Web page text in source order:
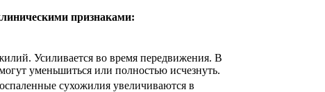
признаками:
Усиливается во время передвижения. В
уменьшиться или полностью исчезнуть.
сухожилия увеличиваются в